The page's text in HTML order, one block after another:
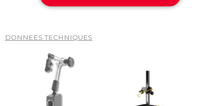
DONNEES TECHNIQUES